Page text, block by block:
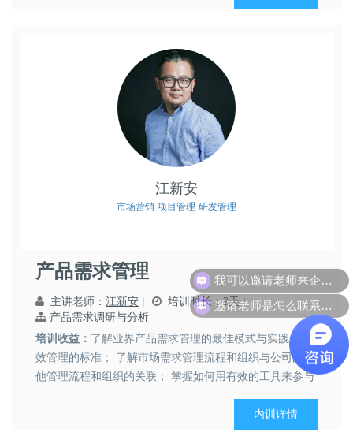
江新安
市场营销 项目管理 研发管理
产品需求管理
主讲老师： 江新安
培训时长：2天
产品需求调研与分析
培训收益： 了解业界产品需求管理的最佳模式与实践，有
效管理的标准； 了解市场需求管理流程和组织与公司的其
他管理流程和组织的关联； 掌握如何用有效的工具来参与
内训详情
邀请老师是怎么联系呢？